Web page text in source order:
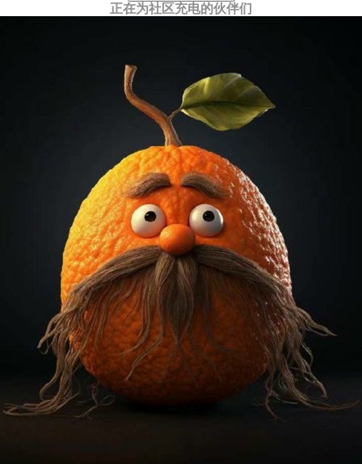
正在为社区充电的伙伴们